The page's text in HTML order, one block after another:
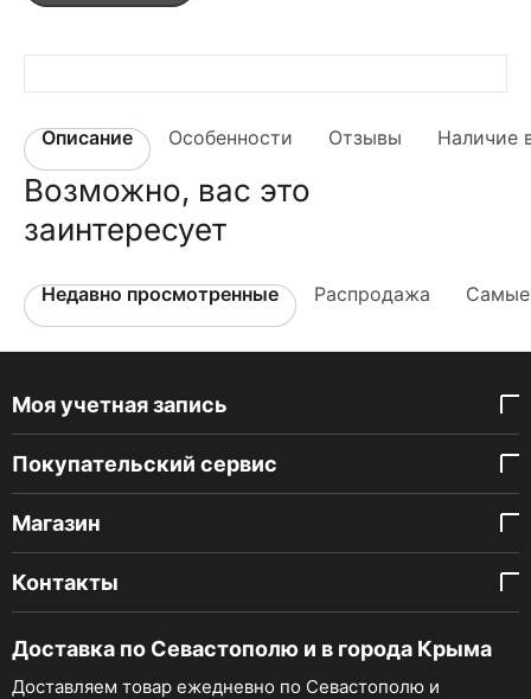
Описание Особенности Отзывы Наличие
Возможно, вас это
заинтересует
Недавно просмотренные Распродажа Самые
Моя учетная запись
Покупательский сервис
Магазин
Контакты
Доставка по Севастополю и в города Крыма
Доставляем товар ежедневно по Севастополю и